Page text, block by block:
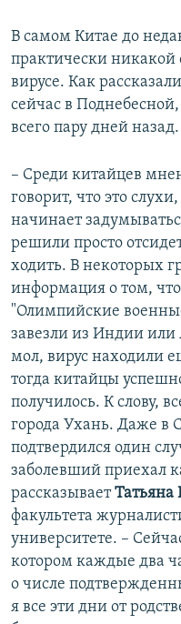
В самом Китае до
практически
вирусе. Как
сейчас в
всего пару дней назад.
– Среди китайцев
говорит, что это
начинает
решили просто
ходить. В некоторых
информация о том,
"Олимпийские
завезли из Индии или
мол, вирус находили
тогда китайцы
получилось. К слову,
города Ухань. Даже в
подтвердился один
заболевший приехал
рассказываетТатьяна
факультета
университете. –
котором каждые два
о числе
я все эти дни от